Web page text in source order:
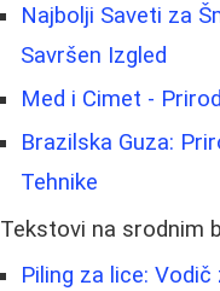
Najbolji Saveti za
Savršen Izgled
Med i Cimet -
Brazilska Guza:
Tehnike
Tekstovi na srodnim
Piling za lice: